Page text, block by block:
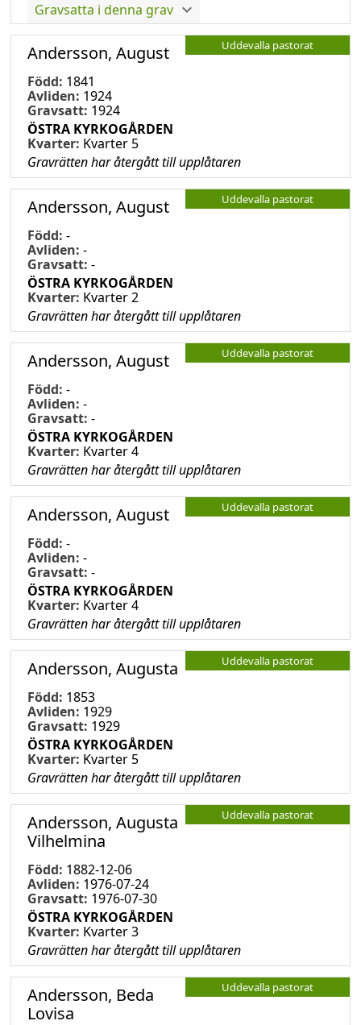
Gravsatta i denna grav
Uddevalla pastorat
Andersson, August
Född: 1841
Avliden: 1924
Gravsatt: 1924
ÖSTRA KYRKOGÅRDEN
Kvarter: Kvarter 5
Gravrätten har återgått till upplåtaren
Uddevalla pastorat
Andersson, August
Född: -
Avliden: -
Gravsatt: -
ÖSTRA KYRKOGÅRDEN
Kvarter: Kvarter 2
Gravrätten har återgått till upplåtaren
Uddevalla pastorat
Andersson, August
Född: -
Avliden: -
Gravsatt: -
ÖSTRA KYRKOGÅRDEN
Kvarter: Kvarter 4
Gravrätten har återgått till upplåtaren
Uddevalla pastorat
Andersson, August
Född: -
Avliden: -
Gravsatt: -
ÖSTRA KYRKOGÅRDEN
Kvarter: Kvarter 4
Gravrätten har återgått till upplåtaren
Uddevalla pastorat
Andersson, Augusta
Född: 1853
Avliden: 1929
Gravsatt: 1929
ÖSTRA KYRKOGÅRDEN
Kvarter: Kvarter 5
Gravrätten har återgått till upplåtaren
Uddevalla pastorat
Andersson, Augusta
Vilhelmina
Född: 1882-12-06
Avliden: 1976-07-24
Gravsatt: 1976-07-30
ÖSTRA KYRKOGÅRDEN
Kvarter: Kvarter 3
Gravrätten har återgått till upplåtaren
Uddevalla pastorat
Andersson, Beda
Lovisa